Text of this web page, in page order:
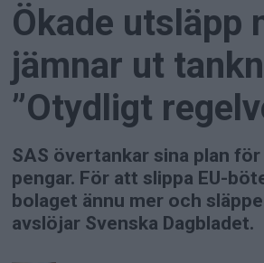
Ökade utsläpp
jämnar ut
”Otydligt
SAS övertankar sina plan
pengar. För att slippa EU-
bolaget ännu mer och
avslöjar Svenska Dagbladet.